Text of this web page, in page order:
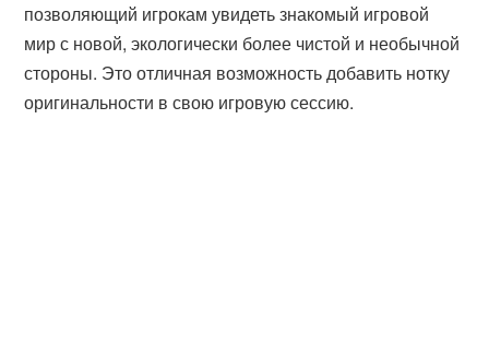
позволяющий игрокам увидеть знакомый игровой
мир с новой, экологически более чистой и необычной
стороны. Это отличная возможность добавить нотку
оригинальности в свою игровую сессию.